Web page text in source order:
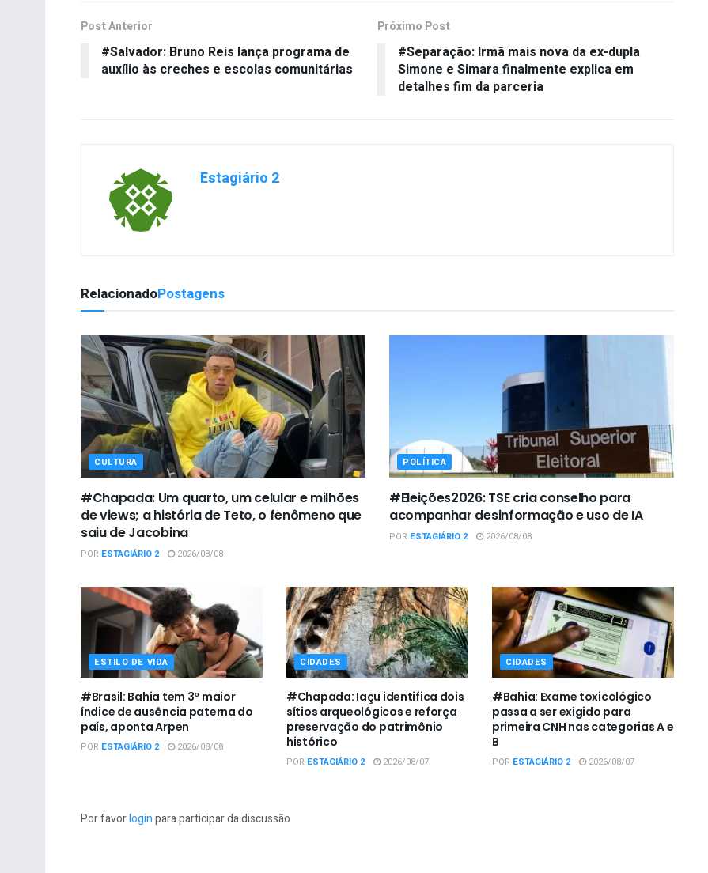
Post Anterior
#Salvador: Bruno Reis lança programa de
auxílio às creches e escolas comunitárias
Próximo Post
#Separação: Irmã mais nova da ex-dupla
Simone e Simara finalmente explica em
detalhes fim da parceria
Estagiário 2
RelacionadoPostagens
CULTURA
#Chapada: Um quarto, um celular e milhões
de views; a história de Teto, o fenômeno que
saiu de Jacobina
POR ESTAGIÁRIO 2 2026/08/08
POLÍTICA
#Eleições2026: TSE cria conselho para
acompanhar desinformação e uso de IA
POR ESTAGIÁRIO 2 2026/08/08
ESTILO DE VIDA
#Brasil: Bahia tem 3º maior
índice de ausência paterna do
país, aponta Arpen
POR ESTAGIÁRIO 2 2026/08/08
CIDADES
#Chapada: Iaçu identifica dois
sítios arqueológicos e reforça
preservação do patrimônio
histórico
POR ESTAGIÁRIO 2 2026/08/07
CIDADES
#Bahia: Exame toxicológico
passa a ser exigido para
primeira CNH nas categorias A e
B
POR ESTAGIÁRIO 2 2026/08/07
Por favorloginpara participar da discussão